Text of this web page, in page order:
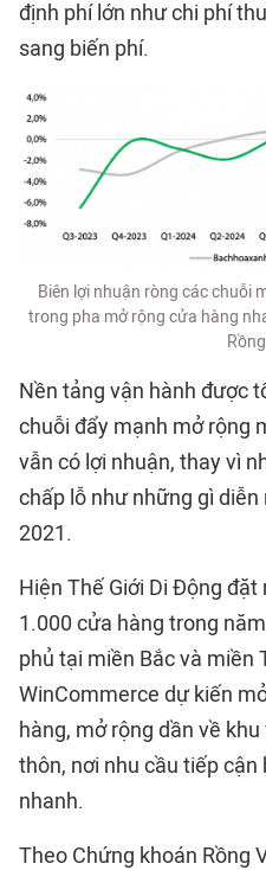
định phí lớn như chi phí
sang biến phí.
Biên lợi nhuận ròng các chuỗi
trong pha mở rộng cửa hàng
Nền tảng vận hành được
chuỗi đẩy mạnh mở rộng
vẫn có lợi nhuận, thay vì
chấp lỗ như những gì
2021.
Hiện Thế Giới Di Động
1.000 cửa hàng trong
phủ tại miền Bắc và miền
WinCommerce dự kiến
hàng, mở rộng dần về
thôn, nơi nhu cầu tiếp
nhanh.
Theo Chứng khoán Rồng